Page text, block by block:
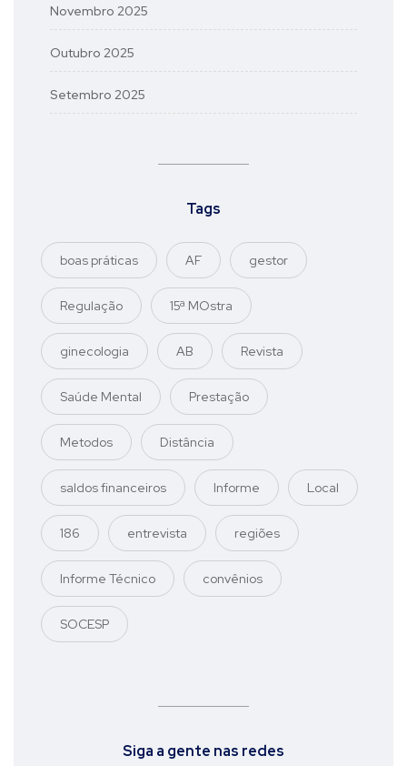
Novembro 2025
Outubro 2025
Setembro 2025
Tags
boas práticas AF gestor
Regulação 15ª MOstra
ginecologia AB Revista
Saúde Mental Prestação
Metodos Distância
saldos financeiros Informe Local
186 entrevista regiões
Informe Técnico convênios
SOCESP
Siga a gente nas redes